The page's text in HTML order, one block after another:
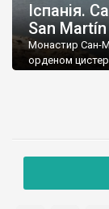
Іспанія.
San
Монастир Сан-
орденом
монастир було